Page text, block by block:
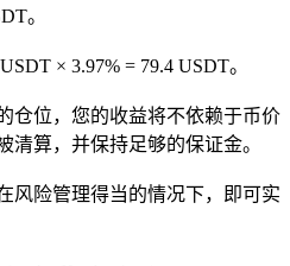
。
× 3.97% = 79.4 USDT。
仓位，您的收益将不依赖于币价
清算，并保持足够的保证金。
风险管理得当的情况下，即可实